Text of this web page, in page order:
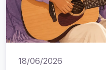
18/06/2026